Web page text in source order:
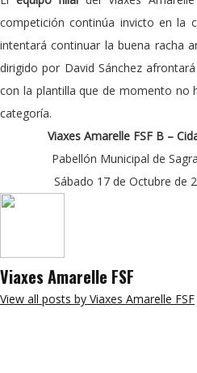
competición continúa invicto en la
intentará continuar la buena racha
dirigido por David Sánchez
con la plantilla que de momento no
categoría.
Viaxes Amarelle FSF B –
Pabellón Municipal de
Sábado 17 de Octubre de
Viaxes Amarelle FSF
View all posts by Viaxes Amarelle FSF